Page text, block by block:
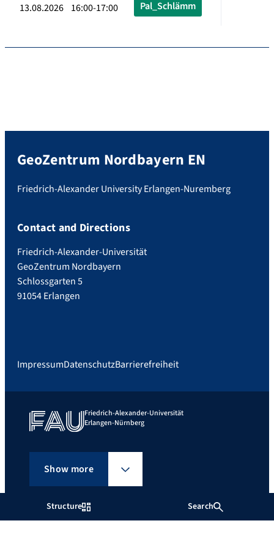
Structure Search
13.08.2026 16:00-17:00 Pal_Schlämm
GeoZentrum Nordbayern EN
Friedrich-Alexander University Erlangen-Nuremberg
Contact and Directions
Friedrich-Alexander-Universität
GeoZentrum Nordbayern
Schlossgarten 5
91054 Erlangen
ImpressumDatenschutzBarrierefreiheit
Friedrich-Alexander-Universität
Erlangen-Nürnberg
Show more